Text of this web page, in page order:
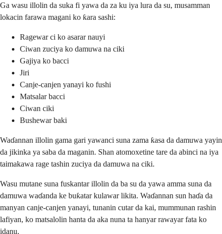
Ga wasu illolin da suka fi yawa da za ku iya lura da su, musamman
lokacin farawa magani ko ƙara sashi:
Ragewar ci ko asarar nauyi
Ciwan zuciya ko damuwa na ciki
Gajiya ko bacci
Jiri
Canje-canjen yanayi ko fushi
Matsalar bacci
Ciwan ciki
Bushewar baki
Waɗannan illolin gama gari yawanci suna zama ƙasa da damuwa yayin
da jikinka ya saba da maganin. Shan atomoxetine tare da abinci na iya
taimakawa rage tashin zuciya da damuwa na ciki.
Wasu mutane suna fuskantar illolin da ba su da yawa amma suna da
damuwa waɗanda ke buƙatar kulawar likita. Waɗannan sun haɗa da
manyan canje-canjen yanayi, tunanin cutar da kai, mummunan rashin
lafiyan, ko matsalolin hanta da aka nuna ta hanyar rawayar fata ko
idanu.